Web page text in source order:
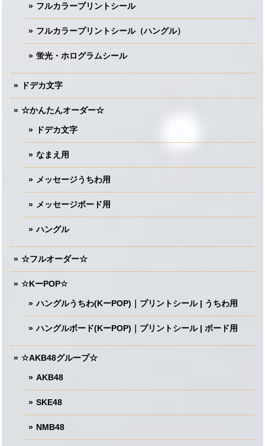
フルカラープリントシール
フルカラープリントシール（ハングル）
蛍光・ホログラムシール
ドデカ文字
☆かんたんオーダー☆
ドデカ文字
なまえ用
メッセージうちわ用
メッセージボード用
ハングル
☆フルオーダー☆
☆KーPOP☆
ハングルうちわ(KーPOP)｜プリントシール | うちわ用
ハングルボード(KーPOP)｜プリントシール | ボード用
☆AKB48グループ☆
AKB48
SKE48
NMB48